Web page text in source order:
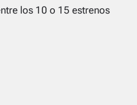
los 10 o 15 estrenos